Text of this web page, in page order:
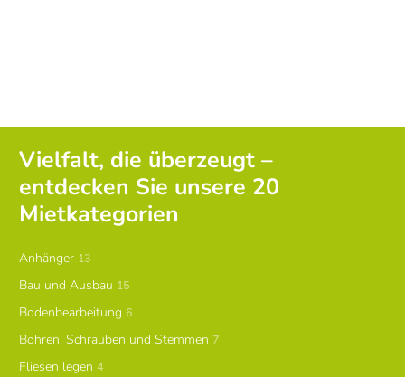
Vielfalt, die überzeugt –
entdecken Sie unsere 20
Mietkategorien
Anhänger 13
Bau und Ausbau 15
Bodenbearbeitung 6
Bohren, Schrauben und Stemmen 7
Fliesen legen 4